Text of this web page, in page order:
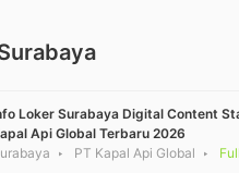
Loker Surabaya Digital Content
Api Global Terbaru 2026
PT Kapal Api Global